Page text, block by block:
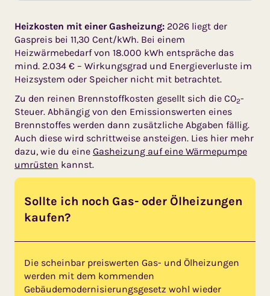
Heizkosten mit einer Gasheizung: 2026 liegt der
Gaspreis bei 11,30 Cent/kWh. Bei einem
Heizwärmebedarf von 18.000 kWh entspräche das
mind. 2.034 € – Wirkungsgrad und Energieverluste im
Heizsystem oder Speicher nicht mit betrachtet.
Zu den reinen Brennstoffkosten gesellt sich die CO2-
Steuer. Abhängig von den Emissionswerten eines
Brennstoffes werden dann zusätzliche Abgaben fällig.
Auch diese wird schrittweise ansteigen. Lies hier mehr
dazu, wie du eine Gasheizung auf eine Wärmepumpe
umrüsten kannst.
Sollte ich noch Gas- oder Ölheizungen
kaufen?
Die scheinbar preiswerten Gas- und Ölheizungen
werden mit dem kommenden
Gebäudemodernisierungsgesetz wohl wieder